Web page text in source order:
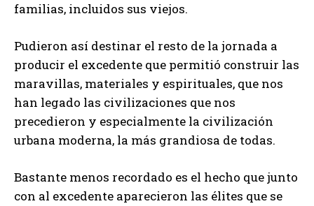
familias, incluidos sus viejos.
Pudieron así destinar el resto de la jornada a
producir el excedente que permitió construir las
maravillas, materiales y espirituales, que nos
han legado las civilizaciones que nos
precedieron y especialmente la civilización
urbana moderna, la más grandiosa de todas.
Bastante menos recordado es el hecho que junto
con al excedente aparecieron las élites que se